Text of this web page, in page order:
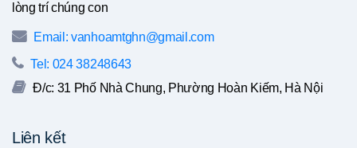
lòng trí chúng con
Email: vanhoamtghn@gmail.com
Tel: 024 38248643
Đ/c: 31 Phố Nhà Chung, Phường Hoàn Kiếm, Hà Nội
Liên kết